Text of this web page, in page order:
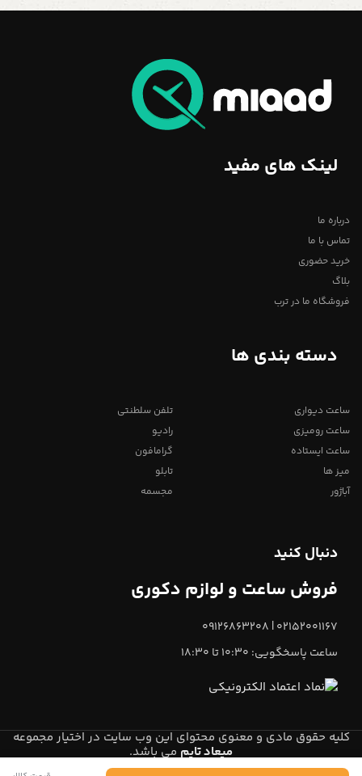
لینک های مفید
درباره ما
تماس با ما
خرید حضوری
بلاگ
فروشگاه ما در ترب
دسته بندی ها
ساعت دیواری
ساعت رومیزی
ساعت ایستاده
میز ها
آباژور
تلفن سلطنتی
رادیو
گرامافون
تابلو
مجسمه
دنبال کنید
فروش ساعت و لوازم دکوری
02152001167 | 09126863208
ساعت پاسخگویی: 10:30 تا 18:30
کلیه حقوق مادی و معنوی محتوای این وب سایت در اختیار مجموعه
میعاد تایم می باشد.